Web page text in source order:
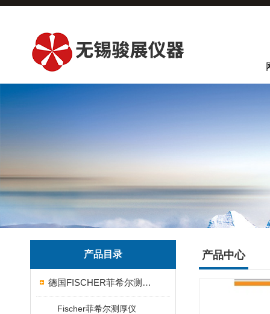
产品目录
德国FISCHER菲希尔测厚仪
Fischer菲希尔测厚仪
产品中心